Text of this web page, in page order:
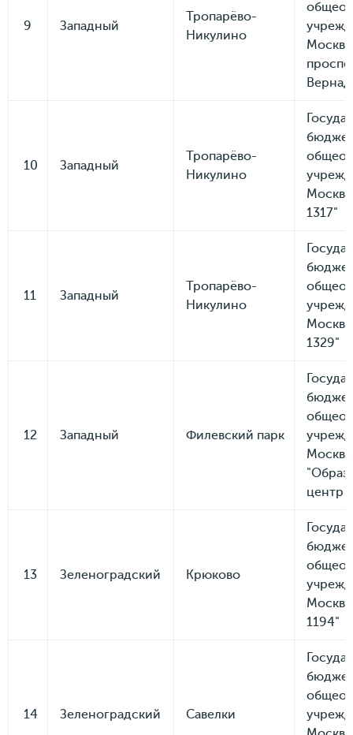
9 Западный
Тропарёво-
Никулино
10 Западный
Тропарёво-
Никулино
1317"
11 Западный
Тропарёво-
Никулино
1329"
12 Западный Филевский парк
Москвы
центр
13 Зеленоградский Крюково
1194"
14 Зеленоградский Савелки